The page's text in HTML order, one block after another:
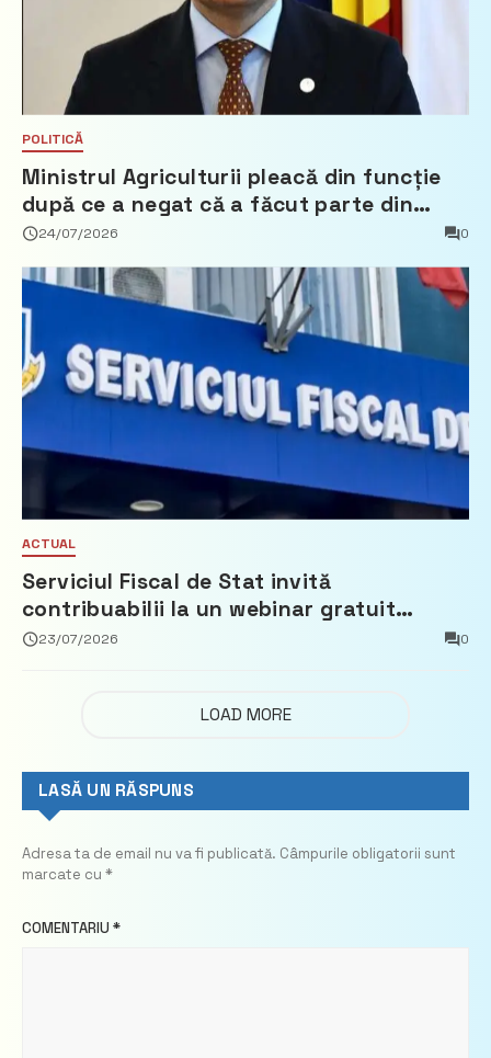
POLITICĂ
Ministrul Agriculturii pleacă din funcție
după ce a negat că a făcut parte din
Partidul Democrat
24/07/2026 0
ACTUAL
Serviciul Fiscal de Stat invită
contribuabilii la un webinar gratuit
privind calculul impozitului pe bunurile
23/07/2026 0
LOAD MORE
LASĂ UN RĂSPUNS
Adresa ta de email nu va fi publicată. Câmpurile obligatorii sunt
marcate cu *
COMENTARIU *